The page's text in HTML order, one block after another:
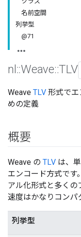
名前空間
列挙型
@71
nl ::Weave::TLV
Weave TLV 形式で
めの定義
概要
Weave の TLV は、
エンコード方式です
アル化形式と多くの
速度はかなりコンパ
列挙型